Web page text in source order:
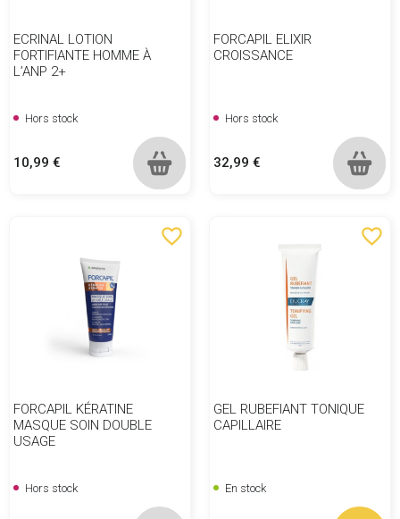
ECRINAL LOTION
FORTIFIANTE HOMME À
L’ANP 2+
Hors stock
Prix
10,99 €
FORCAPIL ELIXIR
CROISSANCE
Hors stock
Prix
32,99 €
favorite_border
FORCAPIL KÉRATINE
MASQUE SOIN DOUBLE
USAGE
Hors stock
favorite_border
GEL RUBEFIANT TONIQUE
CAPILLAIRE
En stock